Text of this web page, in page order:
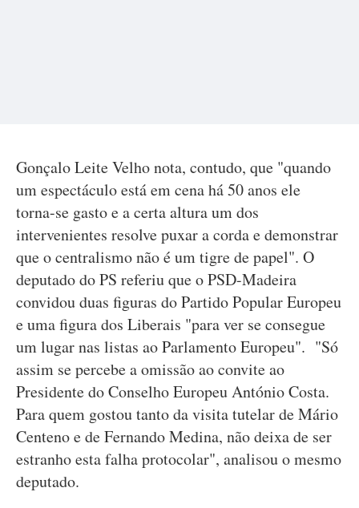
Gonçalo Leite Velho nota, contudo, que "quando
um espectáculo está em cena há 50 anos ele
torna-se gasto e a certa altura um dos
intervenientes resolve puxar a corda e demonstrar
que o centralismo não é um tigre de papel". O
deputado do PS referiu que o PSD-Madeira
convidou duas figuras do Partido Popular Europeu
e uma figura dos Liberais "para ver se consegue
um lugar nas listas ao Parlamento Europeu". "Só
assim se percebe a omissão ao convite ao
Presidente do Conselho Europeu António Costa.
Para quem gostou tanto da visita tutelar de Mário
Centeno e de Fernando Medina, não deixa de ser
estranho esta falha protocolar", analisou o mesmo
deputado.